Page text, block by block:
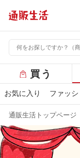
ー
バ
ニ
ュ
ー
買う
お気に入り ファッシ
通販生活トップページ